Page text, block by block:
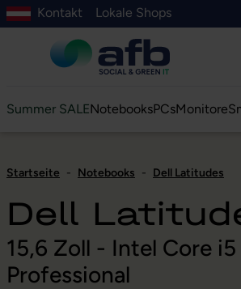
springen
Suche springen
Zur Hauptnavigation springen
Zur Navigation der B2B-Plattform
Kontakt Lokale Shops
Summer SALENotebooksPCsMonitore
Startseite - Notebooks - Dell Latitudes
Dell
15,6 Zoll - Intel Core i5
Professional